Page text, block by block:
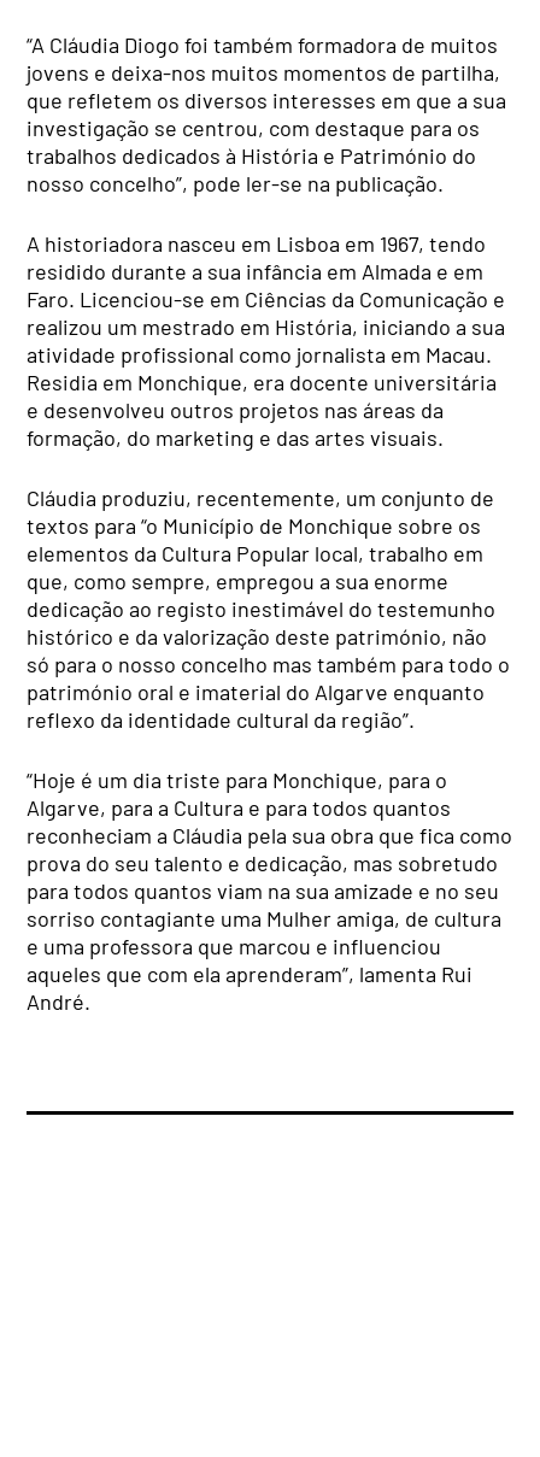
“A Cláudia Diogo foi também formadora de muitos
jovens e deixa-nos muitos momentos de partilha,
que refletem os diversos interesses em que a sua
investigação se centrou, com destaque para os
trabalhos dedicados à História e Património do
nosso concelho”, pode ler-se na publicação.
A historiadora nasceu em Lisboa em 1967, tendo
residido durante a sua infância em Almada e em
Faro. Licenciou-se em Ciências da Comunicação e
realizou um mestrado em História, iniciando a sua
atividade profissional como jornalista em Macau.
Residia em Monchique, era docente universitária
e desenvolveu outros projetos nas áreas da
formação, do marketing e das artes visuais.
Cláudia produziu, recentemente, um conjunto de
textos para “o Município de Monchique sobre os
elementos da Cultura Popular local, trabalho em
que, como sempre, empregou a sua enorme
dedicação ao registo inestimável do testemunho
histórico e da valorização deste património, não
só para o nosso concelho mas também para todo o
património oral e imaterial do Algarve enquanto
reflexo da identidade cultural da região”.
“Hoje é um dia triste para Monchique, para o
Algarve, para a Cultura e para todos quantos
reconheciam a Cláudia pela sua obra que fica como
prova do seu talento e dedicação, mas sobretudo
para todos quantos viam na sua amizade e no seu
sorriso contagiante uma Mulher amiga, de cultura
e uma professora que marcou e influenciou
aqueles que com ela aprenderam”, lamenta Rui
André.